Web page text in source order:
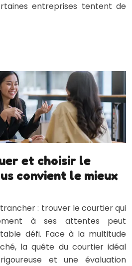
entreprises tentent de
et choisir le
convient le mieux
: trouver le courtier qui
à ses attentes peut
défi. Face à la multitude
la quête du courtier idéal
et une évaluation